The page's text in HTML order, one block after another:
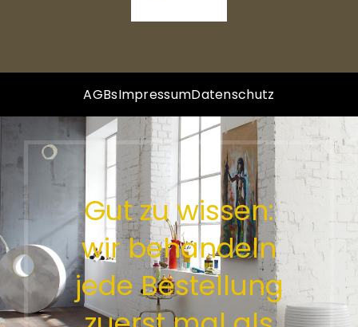
AGBsImpressumDatenschutz
Gut zu wissen:
wir behandeln
jede Bestellung